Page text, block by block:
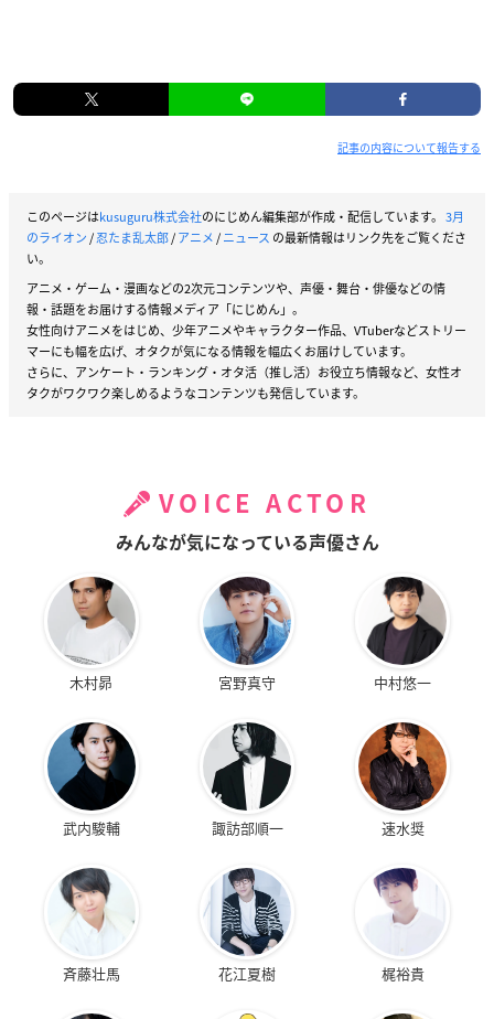
記事の内容について報告する
このページはkusuguru株式会社のにじめん編集部が作成・配信しています。 3月
のライオン/忍たま乱太郎/アニメ/ニュース の最新情報はリンク先をご覧くださ
い。
アニメ・ゲーム・漫画などの2次元コンテンツや、声優・舞台・俳優などの情
報・話題をお届けする情報メディア「にじめん」。
女性向けアニメをはじめ、少年アニメやキャラクター作品、VTuberなどストリー
マーにも幅を広げ、オタクが気になる情報を幅広くお届けしています。
さらに、アンケート・ランキング・オタ活（推し活）お役立ち情報など、女性オ
タクがワクワク楽しめるようなコンテンツも発信しています。
VOICE ACTOR
みんなが気になっている声優さん
木村昴 宮野真守 中村悠一
武内駿輔 諏訪部順一 速水奨
斉藤壮馬 花江夏樹 梶裕貴